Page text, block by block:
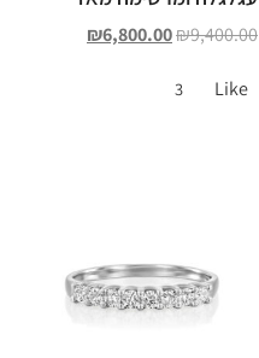
₪9,400.00
₪6,800.00
Like
3